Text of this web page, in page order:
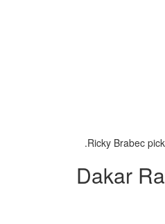
Ricky Brabec
Dakar